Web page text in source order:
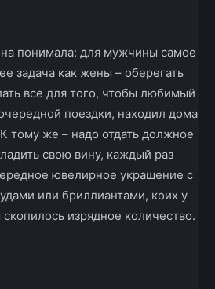
понимала: для мужчины самое
задача как жены – оберегать
все для того, чтобы любимый
поездки, находил дома
тому же – надо отдать должное
свою вину, каждый раз
ювелирное украшение с
или бриллиантами, коих у
изрядное количество.